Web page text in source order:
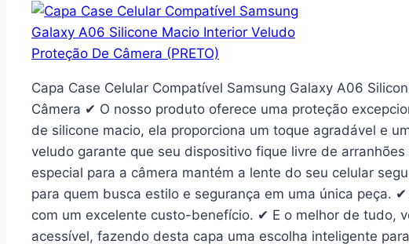
Capa Case Celular Compatível Samsung Galaxy A06
Câmera ✔ O nosso produto oferece uma proteção
de silicone macio, ela proporciona um toque agradável e
veludo garante que seu dispositivo fique livre de
especial para a câmera mantém a lente do seu celular
para quem busca estilo e segurança em uma única peça.
com um excelente custo-benefício. ✔ E o melhor de tudo,
acessível, fazendo desta capa uma escolha inteligente